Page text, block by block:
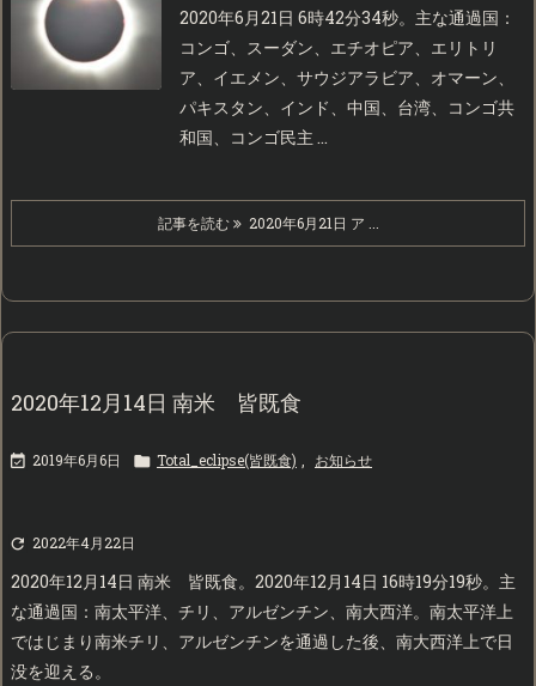
2020年6月21日 6時42分34秒。主な通過国：
コンゴ、スーダン、エチオピア、エリトリ
ア、イエメン、サウジアラビア、オマーン、
パキスタン、インド、中国、台湾、コンゴ共
和国、コンゴ民主 ...
記事を読む 2020年6月21日 ア ...
2020年12月14日 南米 皆既食
 2019年6月6日  Total_eclipse(皆既食) お知らせ
 2022年4月22日
2020年12月14日 南米 皆既食。2020年12月14日 16時19分19秒。主
な通過国：南太平洋、チリ、アルゼンチン、南大西洋。南太平洋上
ではじまり南米チリ、アルゼンチンを通過した後、南大西洋上で日
没を迎える。